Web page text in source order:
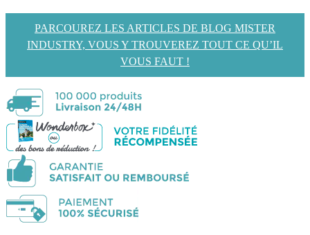
PARCOUREZ LES ARTICLES DE BLOG MISTER
INDUSTRY, VOUS Y TROUVEREZ TOUT CE QU’IL
VOUS FAUT !